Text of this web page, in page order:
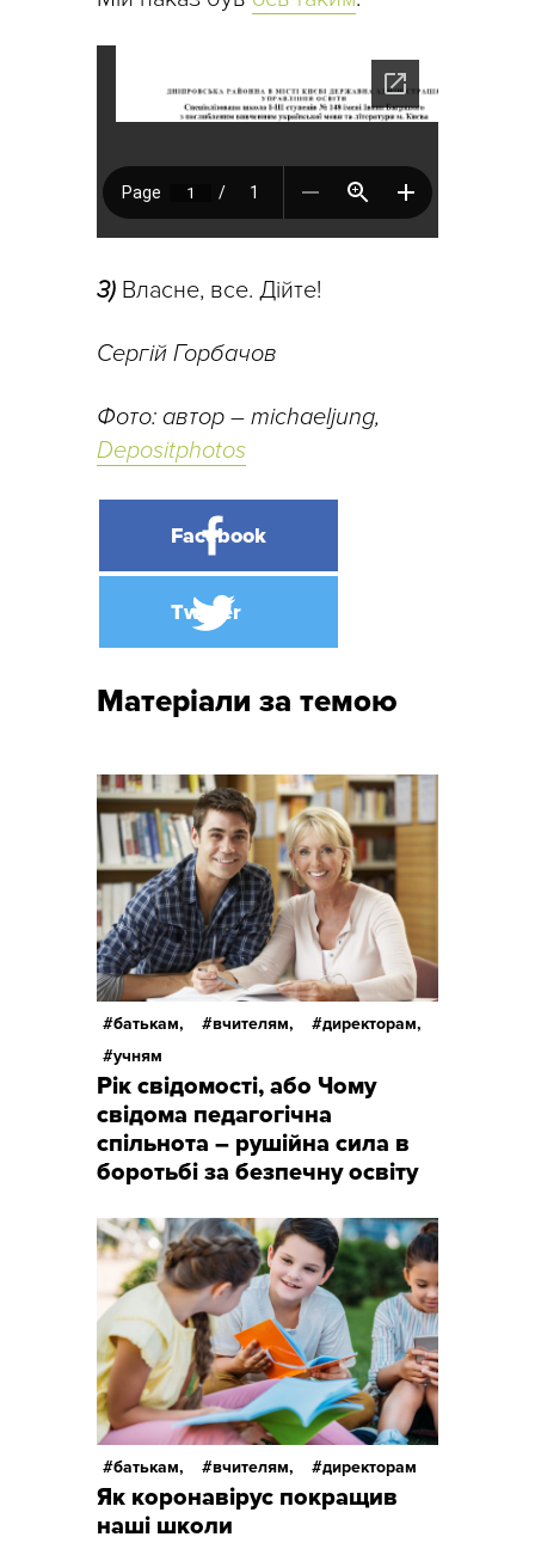
3) Власне, все. Дійте!
Сергій Горбачов
Фото: автор – michaeljung,
Depositphotos
Матеріали за темою
батькам, вчителям,
директорам,
учням
Рік свідомості, або Чому
свідома педагогічна
спільнота – рушійна сила в
боротьбі за безпечну освіту
батькам, вчителям, директорам
Як коронавірус покращив
наші школи